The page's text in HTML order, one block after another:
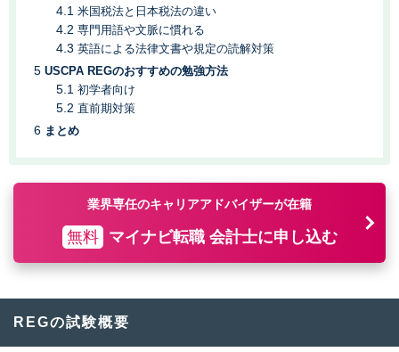
米国税法と日本税法の違い
専門用語や文脈に慣れる
英語による法律文書や規定の読解対策
USCPA REGのおすすめの勉強方法
初学者向け
直前期対策
まとめ
業界専任のキャリアアドバイザーが在籍
無料 マイナビ転職 会計士に申し込む
REGの試験概要